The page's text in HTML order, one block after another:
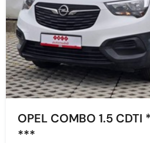
OPEL COMBO 1.5
***